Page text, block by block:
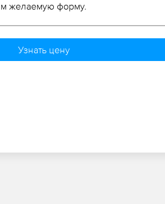
желаемую форму.
Узнать цену